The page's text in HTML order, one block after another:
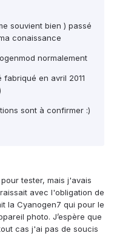
souvient bien ) passé
conaissance
normalement
en avril 2011
sont à confirmer :)
tester, mais j'avais
avec l'obligation de
la Cyanogen7 qui pour le
photo. J’espère que
cas j'ai pas de soucis